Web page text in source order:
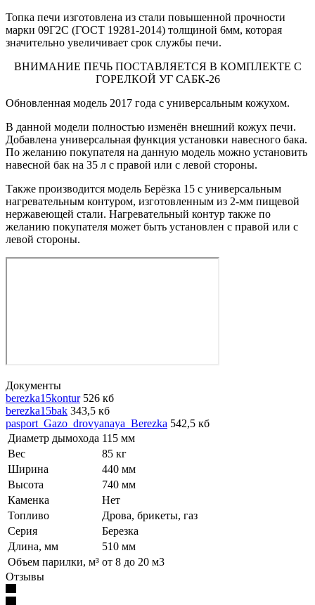
Топка печи изготовлена из стали повышенной прочности
марки 09Г2С (ГОСТ 19281-2014) толщиной 6мм, которая
значительно увеличивает срок службы печи.
ВНИМАНИЕ ПЕЧЬ ПОСТАВЛЯЕТСЯ В КОМПЛЕКТЕ С
ГОРЕЛКОЙ УГ САБК-26
Обновленная модель 2017 года с универсальным кожухом.
В данной модели полностью изменён внешний кожух печи.
Добавлена универсальная функция установки навесного бака.
По желанию покупателя на данную модель можно установить
навесной бак на 35 л с правой или с левой стороны.
Также производится модель Берёзка 15 с универсальным
нагревательным контуром, изготовленным из 2-мм пищевой
нержавеющей стали. Нагревательный контур также по
желанию покупателя может быть установлен с правой или с
левой стороны.
Документы
berezka15kontur 526 кб
berezka15bak 343,5 кб
pasport_Gazo_drovyanaya_Berezka 542,5 кб
Диаметр дымохода 115 мм
Вес
85 кг
Ширина
440 мм
Высота
740 мм
Каменка
Нет
Топливо
Дрова, брикеты, газ
Серия
Березка
Длина, мм
510 мм
Объем парилки, м³ от 8 до 20 м3
Отзывы